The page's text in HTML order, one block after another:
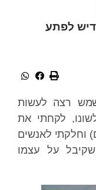
לפתע
רצה לעשות
לקחתי את
(45 ספרונים) וחלקתי לאנשים
על עצמו